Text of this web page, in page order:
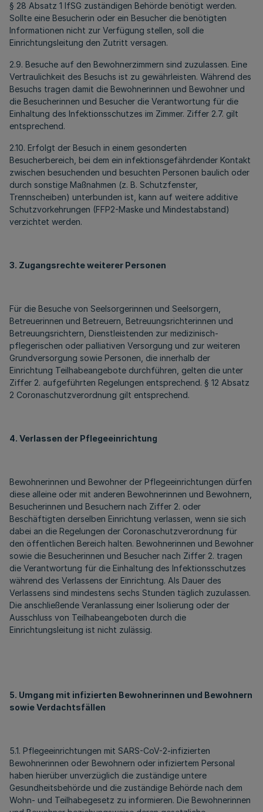
§ 28 Absatz 1 IfSG zuständigen Behörde benötigt werden.
Sollte eine Besucherin oder ein Besucher die benötigten
Informationen nicht zur Verfügung stellen, soll die
Einrichtungsleitung den Zutritt versagen.
2.9. Besuche auf den Bewohnerzimmern sind zuzulassen. Eine
Vertraulichkeit des Besuchs ist zu gewährleisten. Während des
Besuchs tragen damit die Bewohnerinnen und Bewohner und
die Besucherinnen und Besucher die Verantwortung für die
Einhaltung des Infektionsschutzes im Zimmer. Ziffer 2.7. gilt
entsprechend.
2.10. Erfolgt der Besuch in einem gesonderten
Besucherbereich, bei dem ein infektionsgefährdender Kontakt
zwischen besuchenden und besuchten Personen baulich oder
durch sonstige Maßnahmen (z. B. Schutzfenster,
Trennscheiben) unterbunden ist, kann auf weitere additive
Schutzvorkehrungen (FFP2-Maske und Mindestabstand)
verzichtet werden.
3. Zugangsrechte weiterer Personen
Für die Besuche von Seelsorgerinnen und Seelsorgern,
Betreuerinnen und Betreuern, Betreuungsrichterinnen und
Betreuungsrichtern, Dienstleistenden zur medizinisch-
pflegerischen oder palliativen Versorgung und zur weiteren
Grundversorgung sowie Personen, die innerhalb der
Einrichtung Teilhabeangebote durchführen, gelten die unter
Ziffer 2. aufgeführten Regelungen entsprechend. § 12 Absatz
2 Coronaschutzverordnung gilt entsprechend.
4. Verlassen der Pflegeeinrichtung
Bewohnerinnen und Bewohner der Pflegeeinrichtungen dürfen
diese alleine oder mit anderen Bewohnerinnen und Bewohnern,
Besucherinnen und Besuchern nach Ziffer 2. oder
Beschäftigten derselben Einrichtung verlassen, wenn sie sich
dabei an die Regelungen der Coronaschutzverordnung für
den öffentlichen Bereich halten. Bewohnerinnen und Bewohner
sowie die Besucherinnen und Besucher nach Ziffer 2. tragen
die Verantwortung für die Einhaltung des Infektionsschutzes
während des Verlassens der Einrichtung. Als Dauer des
Verlassens sind mindestens sechs Stunden täglich zuzulassen.
Die anschließende Veranlassung einer Isolierung oder der
Ausschluss von Teilhabeangeboten durch die
Einrichtungsleitung ist nicht zulässig.
5. Umgang mit infizierten Bewohnerinnen und Bewohnern
sowie Verdachtsfällen
5.1. Pflegeeinrichtungen mit SARS-CoV-2-infizierten
Bewohnerinnen oder Bewohnern oder infiziertem Personal
haben hierüber unverzüglich die zuständige untere
Gesundheitsbehörde und die zuständige Behörde nach dem
Wohn- und Teilhabegesetz zu informieren. Die Bewohnerinnen